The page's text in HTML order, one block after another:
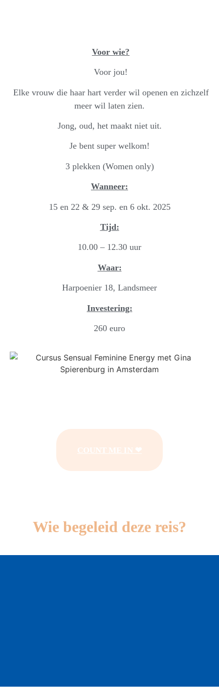
Voor wie?
Voor jou!
Elke vrouw diehaar hart verder wil openen en zichzelf
meer wil laten zien.
Jong, oud, het maakt niet uit.
Je bent super welkom!
3 plekken (Women only)
Wanneer:
15 en 22 & 29 sep. en 6 okt. 2025
Tijd:
10.00 – 12.30 uur
Waar:
Harpoenier 18, Landsmeer
Investering:
260 euro
COUNT ME IN ❤
Wie begeleid deze reis?